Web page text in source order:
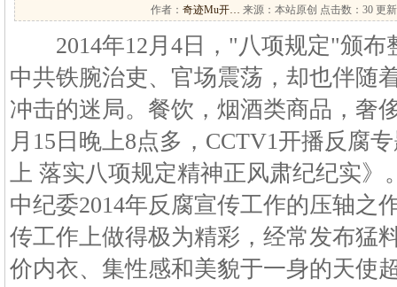
作者： 奇迹Mu开… 来源：本站原创 点击数： 30 更
2014年12月4日，"八项规定"颁布
中共铁腕治吏、官场震荡，却也伴随
冲击的迷局。餐饮，烟酒类商品，
月15日晚上8点多，CCTV1开播反腐
上 落实八项规定精神正风肃纪纪实》
中纪委2014年反腐宣传工作的压轴之
传工作上做得极为精彩，经常发布猛
价内衣、集性感和美貌于一身的天使